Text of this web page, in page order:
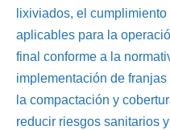
lixiviados, el
aplicables para la
final conforme a la
implementación de
la compactación y
reducir riesgos sanitarios